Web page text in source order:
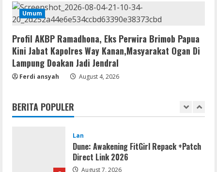
Umum
Profil AKBP Ramadhona, Eks Perwira Brimob Papua
Kini Jabat Kapolres Way Kanan,Masyarakat Ogan Di
Lampung Doakan Jadi Jendral
Ferdi ansyah August 4, 2026
BERITA POPULER
5
Umum
Kemarau Panjang Picu Kebakaran di
Sangkaran Bhakti; Rumah Ibu Yuli
Hangus Dilalap Api
August 7, 2026
1
Lan
Dune: Awakening FitGirl Repack +Patch
Direct Link 2026
August 7, 2026